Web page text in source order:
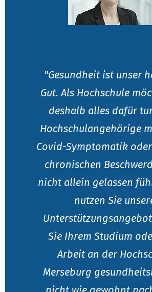
"Gesundheit ist unser
Gut. Als Hochschule
deshalb alles dafür
Hochschulangehörige
Covid-Symptomatik
chronischen
nicht allein gelassen
nutzen Sie
Sie Ihrem Studium
Arbeit an der
Merseburg